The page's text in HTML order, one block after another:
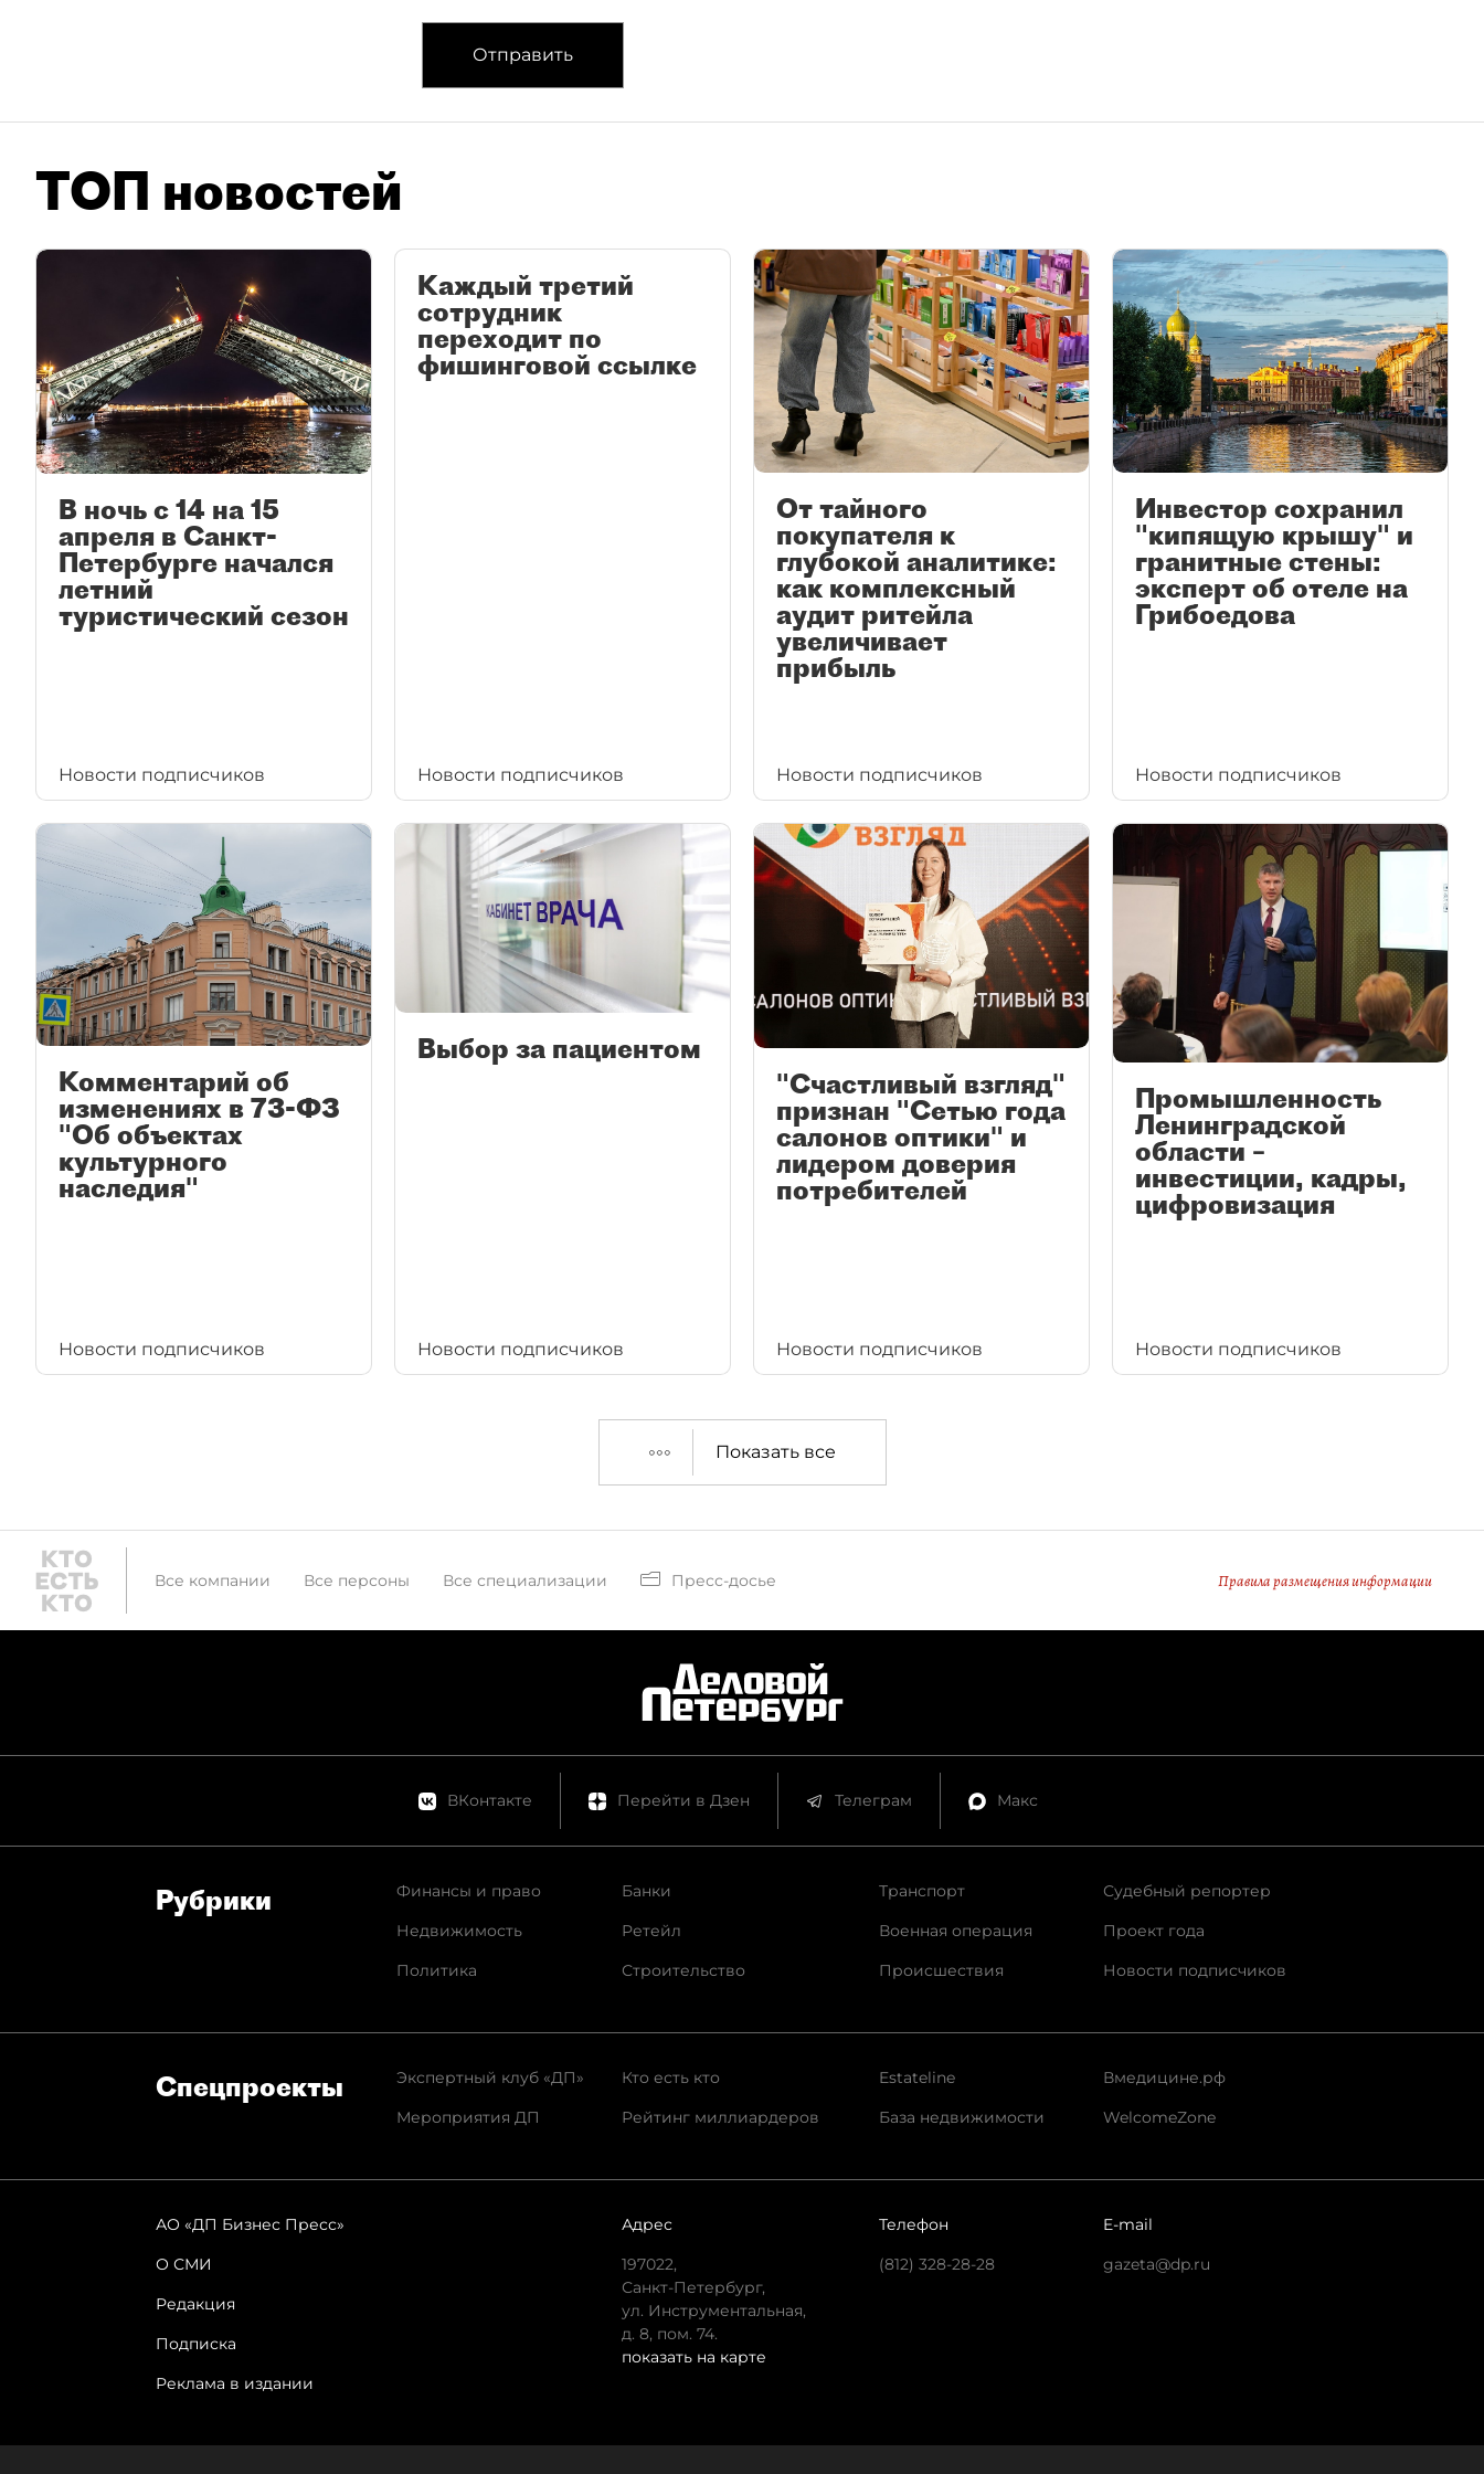
Отправить
ТОП новостей
В ночь с 14 на 15
апреля в Санкт-
Петербурге начался
летний
туристический сезон
Новости подписчиков
Каждый третий
сотрудник
переходит по
фишинговой ссылке
Новости подписчиков
От тайного
покупателя к
глубокой аналитике:
как комплексный
аудит ритейла
увеличивает
прибыль
Новости подписчиков
Инвестор сохранил
"кипящую крышу" и
гранитные стены:
эксперт об отеле на
Грибоедова
Новости подписчиков
Комментарий об
изменениях в 73-ФЗ
"Об объектах
культурного
наследия"
Новости подписчиков
Выбор за пациентом
Новости подписчиков
"Счастливый взгляд"
признан "Сетью года
салонов оптики" и
лидером доверия
потребителей
Новости подписчиков
Промышленность
Ленинградской
области –
инвестиции, кадры,
цифровизация
Новости подписчиков
Показать все
Все компании Все персоны Все специализации Пресс-досье Правила размещения информации
ВКонтакте Перейти в Дзен Телеграм Макс
Рубрики
Финансы и право
Недвижимость
Политика
Банки
Ретейл
Строительство
Транспорт
Военная операция
Происшествия
Судебный репортер
Проект года
Новости подписчиков
Спец­проекты
Экспертный клуб «ДП»
Мероприятия ДП
Кто есть кто
Рейтинг миллиардеров
Estateline
База недвижимости
Вмедицине.рф
WelcomeZone
АО «ДП Бизнес Пресс»
О СМИ
Редакция
Подписка
Реклама в издании
Адрес
197022,
Санкт-Петербург,
ул. Инструментальная,
д. 8, пом. 74.
показать на карте
Телефон
(812) 328-28-28
E-mail
gazeta@dp.ru